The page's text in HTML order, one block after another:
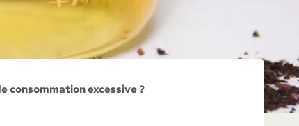
consommation excessive ?